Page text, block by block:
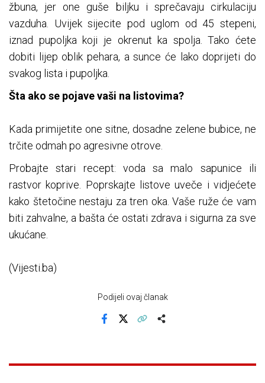
žbuna, jer one guše biljku i sprečavaju cirkulaciju
vazduha. Uvijek sijecite pod uglom od 45 stepeni,
iznad pupoljka koji je okrenut ka spolja. Tako ćete
dobiti lijep oblik pehara, a sunce će lako doprijeti do
svakog lista i pupoljka.
Šta ako se pojave vaši na listovima?
Kada primijetite one sitne, dosadne zelene bubice, ne
trčite odmah po agresivne otrove.
Probajte stari recept: voda sa malo sapunice ili
rastvor koprive. Poprskajte listove uveče i vidjećete
kako štetočine nestaju za tren oka. Vaše ruže će vam
biti zahvalne, a bašta će ostati zdrava i sigurna za sve
ukućane.
(Vijesti.ba)
Podijeli ovaj članak